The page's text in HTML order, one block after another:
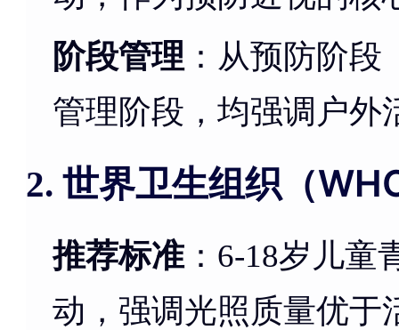
阶段管理 ：从预防阶
管理阶段，均强调户外
2. 世界卫生组织（
推荐标准：6-18岁儿童
动，强调光照质量优于